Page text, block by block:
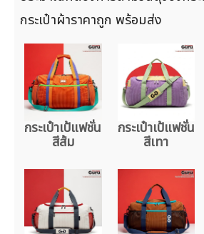
กระเป๋าผ้าราคาถูก พร้อมส่ง
กระเป๋าเป้แฟชั่น
สีส้ม
กระเป๋าเป้แฟชั่น
สีเทา